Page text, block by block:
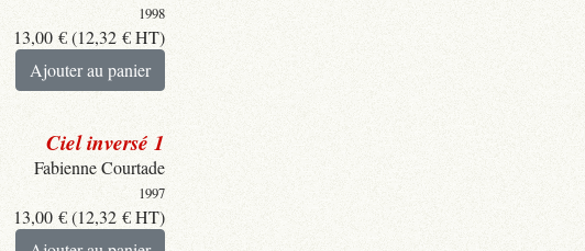
1998
13,00 €(12,32 €HT)
Ajouter au panier
Ciel inversé 1
Fabienne Courtade
1997
13,00 €(12,32 €HT)